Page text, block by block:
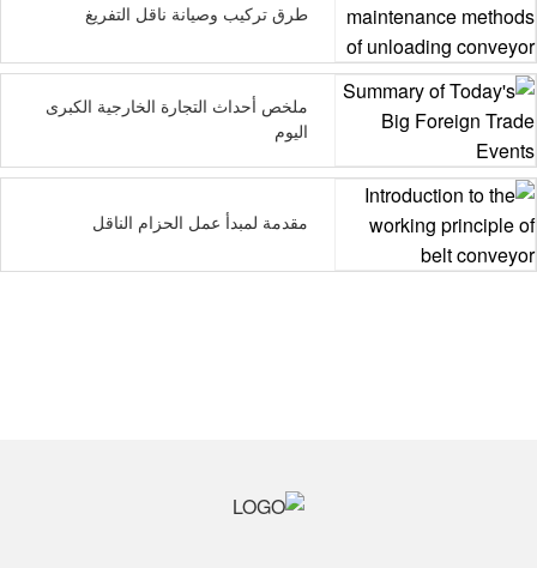
طرق تركيب وصيانة ناقل التفريغ
ملخص أحداث التجارة الخارجية الكبرى
اليوم
مقدمة لمبدأ عمل الحزام الناقل